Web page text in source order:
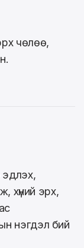
чөлөө,
эдлэх,
хүний эрх,
нэгдэл бий